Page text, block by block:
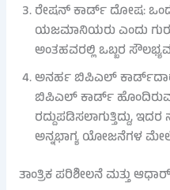
ರೇಷನ್ ಕಾರ್ಡ್ ದೋಷ:
ಯಜಮಾನಿಯರು ಎಂದು
ಅಂತಹವರಲ್ಲಿ ಒಬ್ಬರ
ಅನರ್ಹ ಬಿಪಿಎಲ್
ಬಿಪಿಎಲ್ ಕಾರ್ಡ್
ರದ್ದುಪಡಿಸಲಾಗುತ್ತಿದ್ದು,
ಅನ್ನಭಾಗ್ಯ ಯೋಜನೆಗಳ
ತಾಂತ್ರಿಕ ಪರಿಶೀಲನೆ ಮತ್ತು